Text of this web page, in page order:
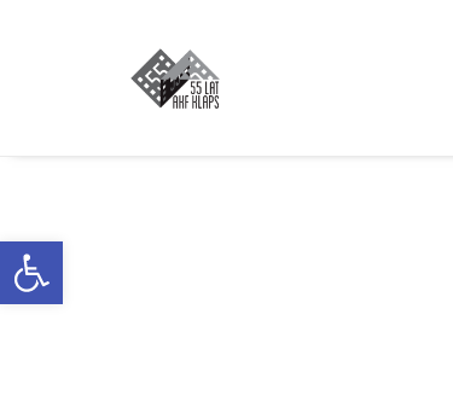
Otwórz pasek narzędzi